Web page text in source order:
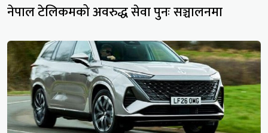
नेपाल टेलिकमको अवरुद्ध सेवा पुनः सञ्चालनमा